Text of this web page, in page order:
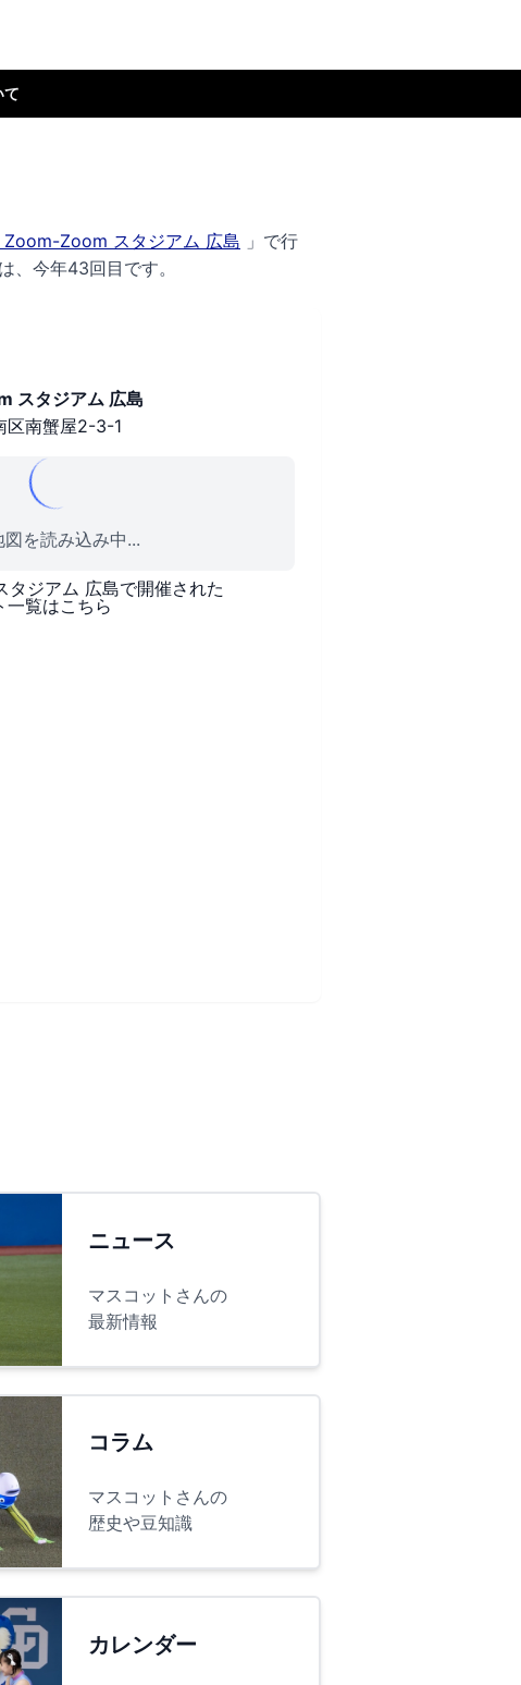
て
Zoom-Zoom スタジアム 広島 」で行
今年43回目です。
スタジアム 広島
区南蟹屋2-3-1
図を読み込み中...
ジアム 広島で開催された
一覧はこちら
ニュース
マスコットさんの
最新情報
コラム
マスコットさんの
歴史や豆知識
カレンダー